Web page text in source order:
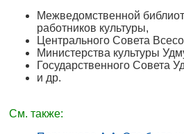
Межведомственной
работников культуры,
Центрального Совета
Министерства культуры
Государственного Совета
и др.
См. также: